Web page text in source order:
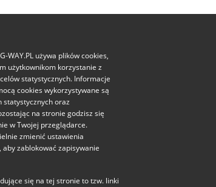
WAY.PL używa plików cookies,
użytkownikom korzystanie z
statystycznych. Informacje
cookies wykorzystywane są
statystycznych oraz
na stronie godzisz się
w Twojej przeglądarce.
zmienić ustawienia
zablokować zapisywanie
się na tej stronie to tzw. linki